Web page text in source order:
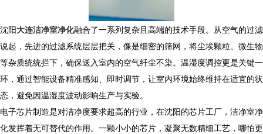
沈阳大连洁净室净化融合了一系列复杂且高端的技术手段。从空气的过滤
说起，先进的过滤系统层层把关，像是细密的筛网，将尘埃颗粒、微生物
等杂质统统拦下，确保送入室内的空气纤尘不染。温湿度调控更是关键一
环，通过智能设备精准感知、即时调节，让室内环境始终维持在适宜的状
态，避免因温湿度波动影响生产与实验。
电子芯片制造是对洁净度要求超高的行业，在沈阳的芯片工厂，洁净室净
化发挥着无可替代的作用。一颗小小的芯片，凝聚无数精细工艺，哪怕更